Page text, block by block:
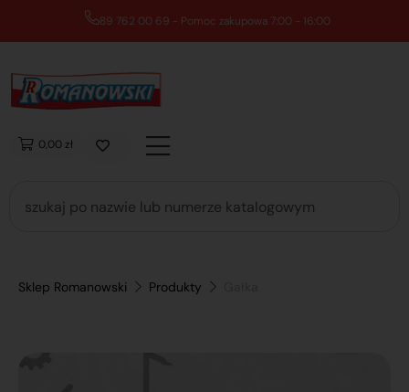
89 762 00 69 - Pomoc zakupowa 7:00 - 16:00
0,00 zł
Sklep Romanowski Produkty